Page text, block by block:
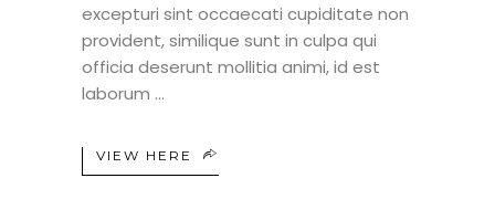
excepturi sint occaecati cupiditate non
provident, similique sunt in culpa qui
officia deserunt mollitia animi, id est
laborum
VIEW HERE